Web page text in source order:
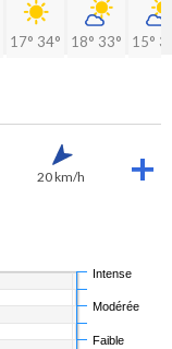
17° 34° 18° 33° 15°
20 km/h
Faible
Modérée
Intense